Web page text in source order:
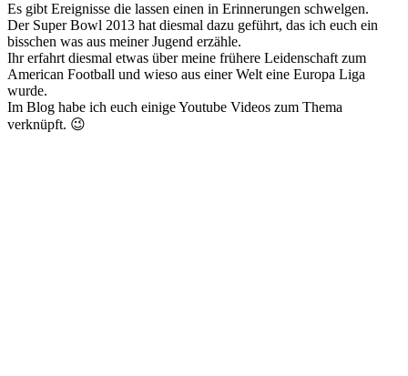
Es gibt Ereignisse die lassen einen in Erinnerungen schwelgen.
Der Super Bowl 2013 hat diesmal dazu geführt, das ich euch ein
bisschen was aus meiner Jugend erzähle.
Ihr erfahrt diesmal etwas über meine frühere Leidenschaft zum
American Football und wieso aus einer Welt eine Europa Liga
wurde.
Im Blog habe ich euch einige Youtube Videos zum Thema
verknüpft. 😉